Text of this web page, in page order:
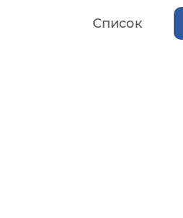
Список